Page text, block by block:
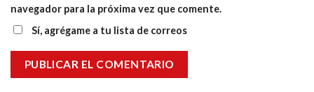
navegador para la próxima vez que comente.
Sí, agrégame a tu lista de correos